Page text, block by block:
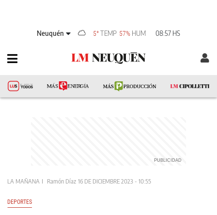
Neuquén 5°TEMP 57% HUM 08:57 HS
LA MAÑANA Ramón Díaz 16 DE DICIEMBRE 2023 - 10:55
DEPORTES